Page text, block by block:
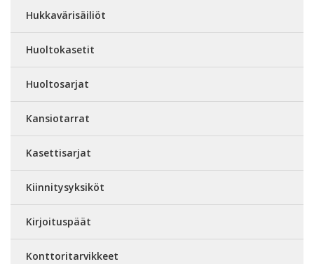
Hukkavärisäiliöt
Huoltokasetit
Huoltosarjat
Kansiotarrat
Kasettisarjat
Kiinnitysyksiköt
Kirjoituspäät
Konttoritarvikkeet